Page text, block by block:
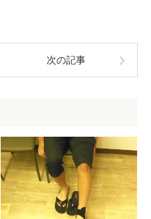
次の記事